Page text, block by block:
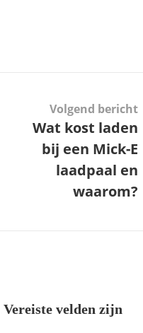
Volgend bericht
Wat kost laden
bij een Mick-E
laadpaal en
waarom?
Vereiste velden zijn